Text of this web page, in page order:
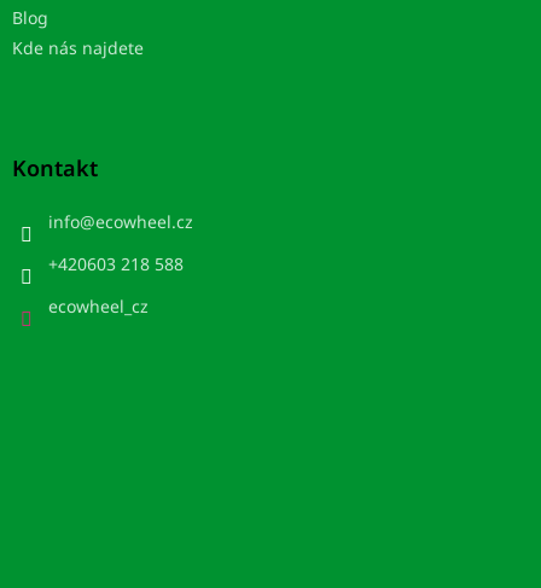
Blog
Kde nás najdete
Kontakt
info@ecowheel.cz
+420603 218 588
ecowheel_cz